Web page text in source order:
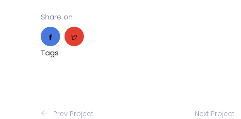
Share on
Tags
Prev Project Next Project